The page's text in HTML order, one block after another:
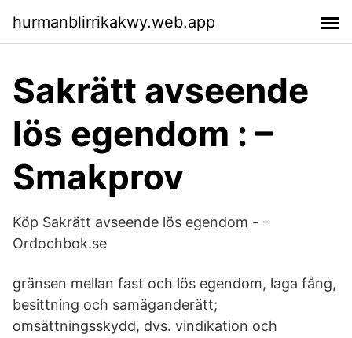
hurmanblirrikakwy.web.app
Sakrätt avseende
lös egendom : –
Smakprov
Köp Sakrätt avseende lös egendom - -
Ordochbok.se
gränsen mellan fast och lös egendom, laga fång,
besittning och samäganderätt;
omsättningsskydd, dvs. vindikation och